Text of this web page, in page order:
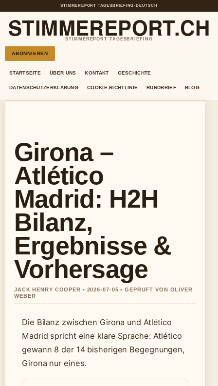
STIMMEREPORT TAGESBRIEFING• DEUTSCH
STIMMEREPORT.CH
STIMMEREPORT TAGESBRIEFING
ABONNIEREN
STARTSEITE ÜBER UNS KONTAKT GESCHICHTE
DATENSCHUTZERKLÄRUNG COOKIE-RICHTLINIE RUNDBRIEF BLOG
Girona –
Atlético
Madrid: H2H
Bilanz,
Ergebnisse &
Vorhersage
JACK HENRY COOPER • 2026-07-05 • GEPRUFT VON OLIVER
WEBER
Die Bilanz zwischen Girona und Atlético
Madrid spricht eine klare Sprache: Atlético
gewann 8 der 14 bisherigen Begegnungen,
Girona nur eines.